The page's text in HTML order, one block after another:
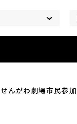
んがわ劇場市民参
第８回